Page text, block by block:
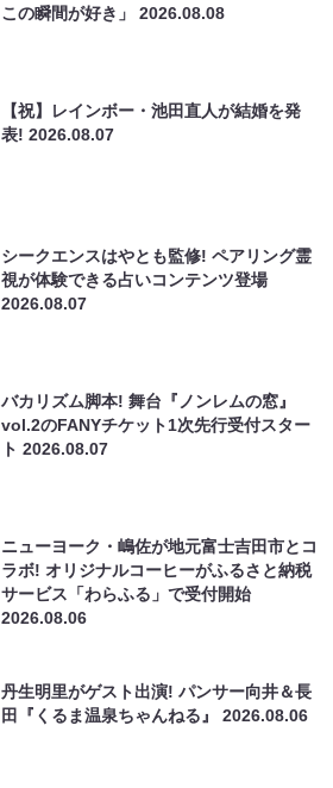
この瞬間が好き」2026.08.08
【祝】レインボー・池田直人が結婚を発
表!2026.08.07
シークエンスはやとも監修! ペアリング霊
視が体験できる占いコンテンツ登場
2026.08.07
バカリズム脚本! 舞台『ノンレムの窓』
vol.2のFANYチケット1次先行受付スター
ト2026.08.07
ニューヨーク・嶋佐が地元富士吉田市とコ
ラボ! オリジナルコーヒーがふるさと納税
サービス「わらふる」で受付開始
2026.08.06
丹生明里がゲスト出演! パンサー向井＆長
田『くるま温泉ちゃんねる』2026.08.06